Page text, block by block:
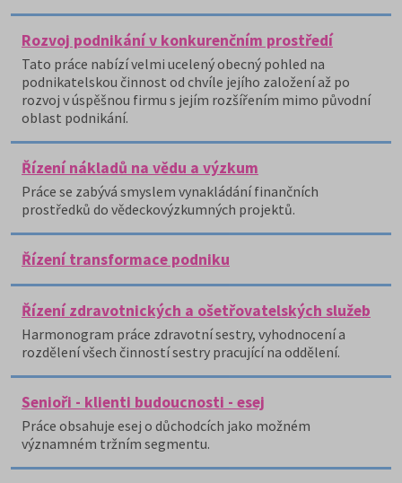
Rozvoj podnikání v konkurenčním prostředí
Tato práce nabízí velmi ucelený obecný pohled na
podnikatelskou činnost od chvíle jejího založení až po
rozvoj v úspěšnou firmu s jejím rozšířením mimo původní
oblast podnikání.
Řízení nákladů na vědu a výzkum
Práce se zabývá smyslem vynakládání finančních
prostředků do vědeckovýzkumných projektů.
Řízení transformace podniku
Řízení zdravotnických a ošetřovatelských služeb
Harmonogram práce zdravotní sestry, vyhodnocení a
rozdělení všech činností sestry pracující na oddělení.
Senioři - klienti budoucnosti - esej
Práce obsahuje esej o důchodcích jako možném
významném tržním segmentu.